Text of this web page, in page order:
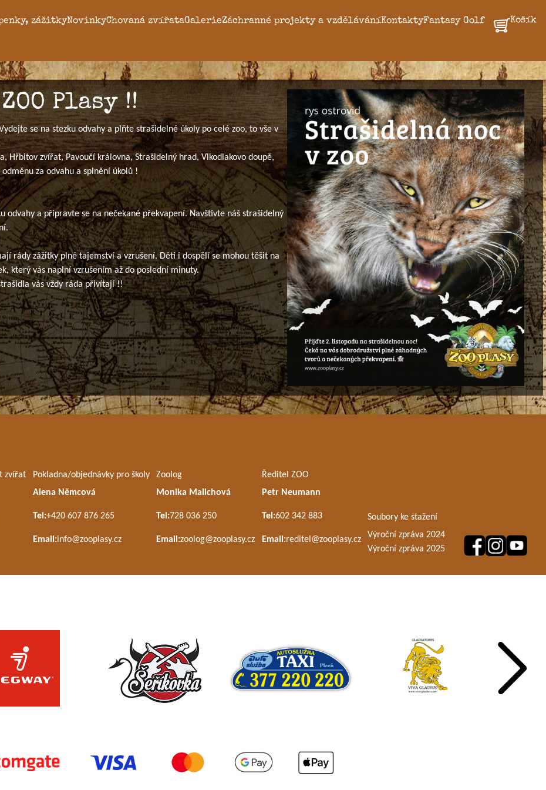
zážitkyNovinkyChovaná zvířataGalerieZáchranné projekty a vzděláváníKontaktyFantasy Golf Košík
Plasy !!
se na stezku odvahy a plňte strašidelné úkoly po celé zoo, to vše v
Hřbitov zvířat, Pavoučí královna, Strašidelný hrad, Vlkodlakovo doupě,
za odvahu a splnění úkolů !
odvahy a připravte se na nečekané překvapení. Navštivte náš strašidelný
rády zážitky plné tajemství a vzrušení. Děti i dospělí se mohou těšit na
který vás naplní vzrušením až do poslední minuty.
vás vždy ráda přivítají !!
zvířat
Pokladna/objednávky pro školy
Alena Němcová
Tel:+420 607 876 265
Email:info@zooplasy.cz
Zoolog
Monika Malichová
Tel:728 036 250
Email:zoolog@zooplasy.cz
Ředitel ZOO
Petr Neumann
Tel:602 342 883
Email:reditel@zooplasy.cz
Soubory ke stažení
Výroční zpráva 2024
Výroční zpráva 2025